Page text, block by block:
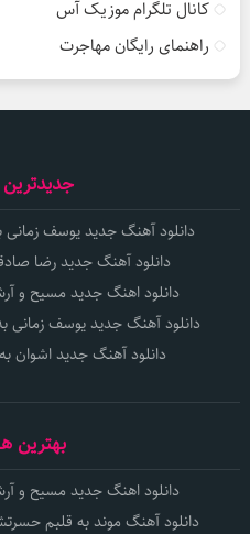
کانال تلگرام موزیک آس
راهنمای رایگان مهاجرت
دانلود آهنگ جدید یوسف زمانی
دانلود آهنگ جدید رضا
دانلود اهنگ جدید مسیح و
دانلود آهنگ جدید یوسف زمانی
دانلود آهنگ جدید اشوان
بهترین
دانلود اهنگ جدید مسیح و
دانلود آهنگ موند به قلبم